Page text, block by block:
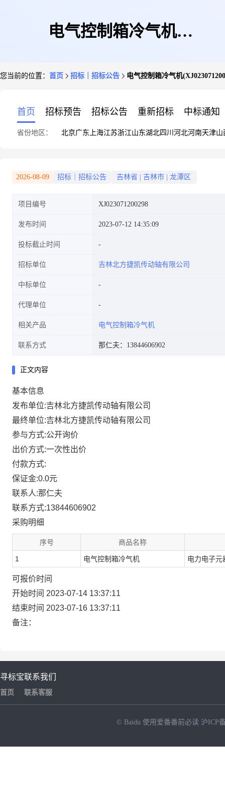
电气控制箱冷气机
您当前的位置： 首页 招标｜招标公告 电气控制箱冷气机
首页 招标预告 招标公告 重新招标 中标通知
省份地区： 北京广东 上海江苏浙江山东湖北四川 河北河南天津山
2026-08-09 招标｜招标公告 吉林省 吉林市 龙潭区
项目编号 XJ023071200298
发布时间 2023-07-12 14:35:09
投标截止时间
招标单位 吉林北方捷凯传动轴有限公司
中标单位
代理单位
相关产品 电气控制箱冷气机
联系方式 那仁夫：13844606902
正文内容
基本信息
发布单位:吉林北方捷凯传动轴有限公司
最终单位:吉林北方捷凯传动轴有限公司
参与方式:公开询价
出价方式:一次性出价
付款方式:
保证金:0.0元
联系人:那仁夫
联系方式:13844606902
采购明细
序号 商品名称
1 电气控制箱冷气机 电力电子元
可报价时间
开始时间 2023-07-14 13:37:11
结束时间 2023-07-16 13:37:11
备注：
寻标宝
首页
联系我们
联系客服
© Baidu 使用爱番番前必读 沪ICP